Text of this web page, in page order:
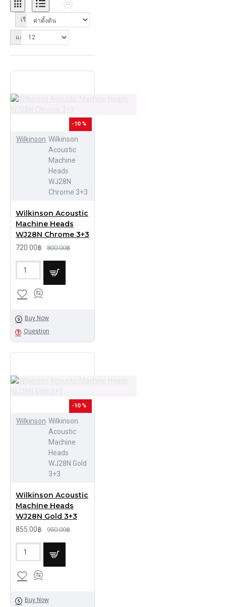
เรียงลำดับ:
แสดง:
-10 %
Wilkinson Wilkinson
Acoustic
Machine
Heads
WJ28N
Chrome 3+3
Wilkinson Acoustic
Machine Heads
WJ28N Chrome 3+3
720.00฿ 800.00฿
Buy Now
Question
-10 %
Wilkinson Wilkinson
Acoustic
Machine
Heads
WJ28N Gold
3+3
Wilkinson Acoustic
Machine Heads
WJ28N Gold 3+3
855.00฿ 950.00฿
Buy Now